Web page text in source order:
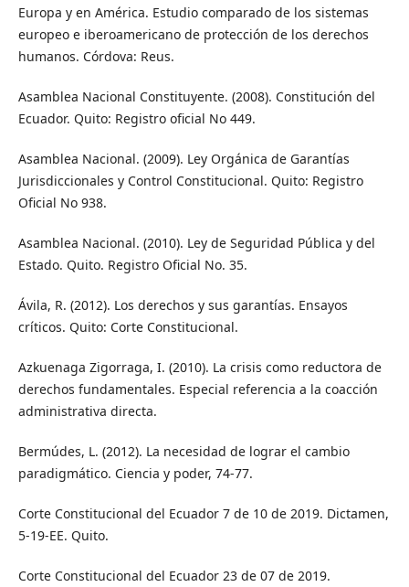
Europa y en América. Estudio comparado de los sistemas
europeo e iberoamericano de protección de los derechos
humanos. Córdova: Reus.
Asamblea Nacional Constituyente. (2008). Constitución del
Ecuador. Quito: Registro oficial No 449.
Asamblea Nacional. (2009). Ley Orgánica de Garantías
Jurisdiccionales y Control Constitucional. Quito: Registro
Oficial No 938.
Asamblea Nacional. (2010). Ley de Seguridad Pública y del
Estado. Quito. Registro Oficial No. 35.
Ávila, R. (2012). Los derechos y sus garantías. Ensayos
críticos. Quito: Corte Constitucional.
Azkuenaga Zigorraga, I. (2010). La crisis como reductora de
derechos fundamentales. Especial referencia a la coacción
administrativa directa.
Bermúdes, L. (2012). La necesidad de lograr el cambio
paradigmático. Ciencia y poder, 74-77.
Corte Constitucional del Ecuador 7 de 10 de 2019. Dictamen,
5-19-EE. Quito.
Corte Constitucional del Ecuador 23 de 07 de 2019.